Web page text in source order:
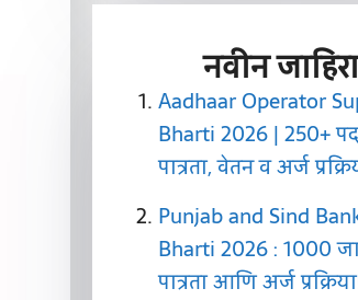
नवीन
Aadhaar Operator
Bharti 2026 | 250+
पात्रता, वेतन व अर्ज
Punjab and Sind
Bharti 2026 : 1000
पात्रता आणि अर्ज